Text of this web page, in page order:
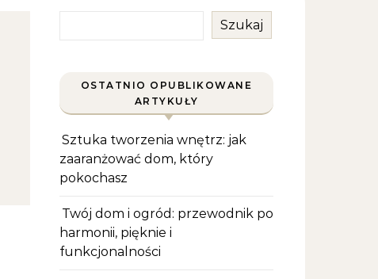
Szukaj
OSTATNIO OPUBLIKOWANE
ARTYKUŁY
Sztuka tworzenia wnętrz: jak
zaaranżować dom, który
pokochasz
Twój dom i ogród: przewodnik po
harmonii, pięknie i
funkcjonalności